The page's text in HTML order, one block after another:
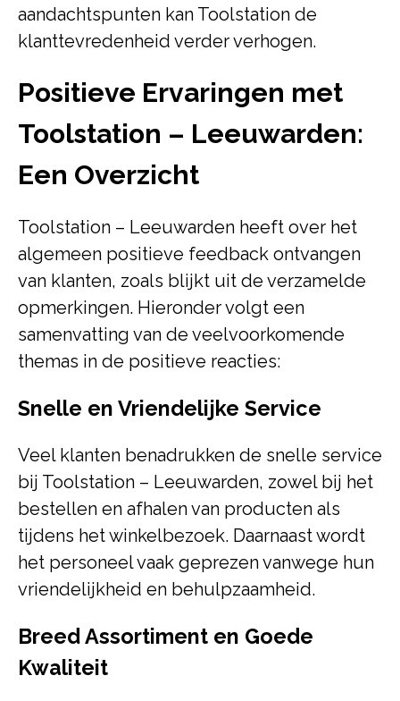
aandachtspunten kan Toolstation de
klanttevredenheid verder verhogen.
Positieve Ervaringen met
Toolstation – Leeuwarden:
Een Overzicht
Toolstation – Leeuwarden heeft over het
algemeen positieve feedback ontvangen
van klanten, zoals blijkt uit de verzamelde
opmerkingen. Hieronder volgt een
samenvatting van de veelvoorkomende
themas in de positieve reacties:
Snelle en Vriendelijke Service
Veel klanten benadrukken de snelle service
bij Toolstation – Leeuwarden, zowel bij het
bestellen en afhalen van producten als
tijdens het winkelbezoek. Daarnaast wordt
het personeel vaak geprezen vanwege hun
vriendelijkheid en behulpzaamheid.
Breed Assortiment en Goede
Kwaliteit